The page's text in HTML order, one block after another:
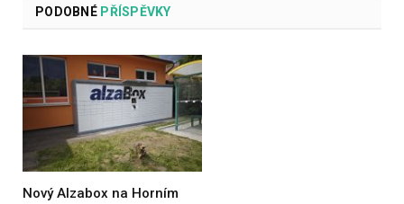
PODOBNÉPŘÍSPĚVKY
Nový Alzabox na Horním